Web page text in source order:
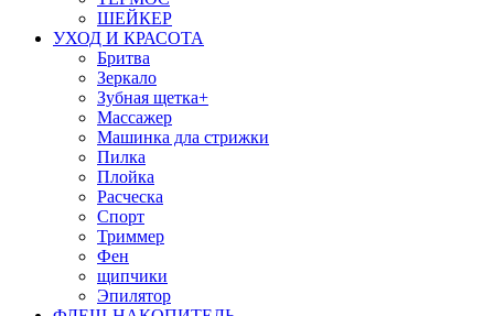
ШЕЙКЕР
УХОД И КРАСОТА
Бритва
Зеркало
Зубная щетка+
Массажер
Машинка дла стрижки
Пилка
Плойка
Расческа
Спорт
Триммер
Фен
щипчики
Эпилятор